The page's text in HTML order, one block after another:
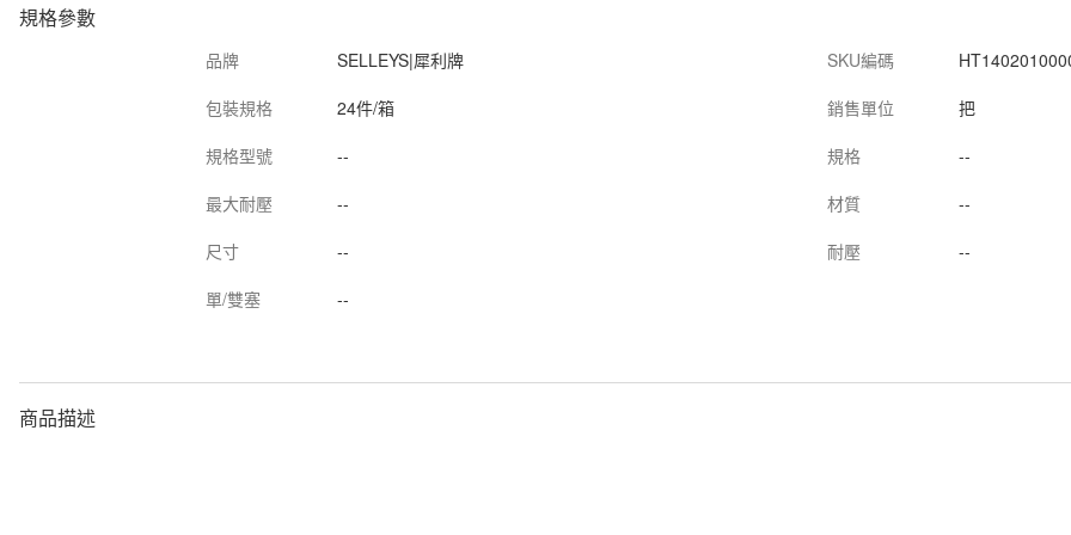
規格參數
品牌 SELLEYS|犀利牌 SKU編碼
包裝規格
24件/箱 銷售單位
把
規格型號
-- 規格
--
最大耐壓
-- 材質
--
尺寸
-- 耐壓
--
單/雙塞
--
商品描述